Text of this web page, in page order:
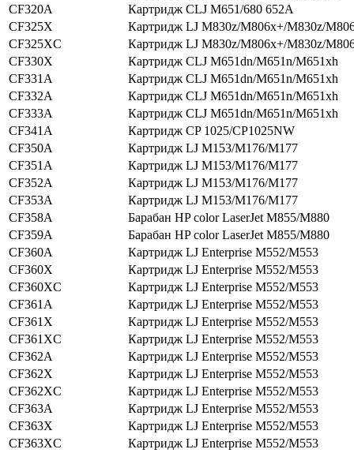
CF320A
Картридж CLJ M651/680 652A
CF325X
Картридж LJ M830z/M806x+/M830z/
CF325XC
Картридж LJ M830z/M806x+/M830z/
CF330X
Картридж CLJ M651dn/M651n/M651xh
CF331A
Картридж CLJ M651dn/M651n/M651xh
CF332A
Картридж CLJ M651dn/M651n/M651xh
CF333A
Картридж CLJ M651dn/M651n/M651xh
CF341A
Картридж CP 1025/CP1025NW
CF350A
Картридж LJ M153/M176/M177
CF351A
Картридж LJ M153/M176/M177
CF352A
Картридж LJ M153/M176/M177
CF353A
Картридж LJ M153/M176/M177
CF358A
Барабан HP color LaserJet M855/M880
CF359A
Барабан HP color LaserJet M855/M880
CF360A
Картридж LJ Enterprise M552/M553
CF360X
Картридж LJ Enterprise M552/M553
CF360XC
Картридж LJ Enterprise M552/M553
CF361A
Картридж LJ Enterprise M552/M553
CF361X
Картридж LJ Enterprise M552/M553
CF361XC
Картридж LJ Enterprise M552/M553
CF362A
Картридж LJ Enterprise M552/M553
CF362X
Картридж LJ Enterprise M552/M553
CF362XC
Картридж LJ Enterprise M552/M553
CF363A
Картридж LJ Enterprise M552/M553
CF363X
Картридж LJ Enterprise M552/M553
CF363XC
Картридж LJ Enterprise M552/M553